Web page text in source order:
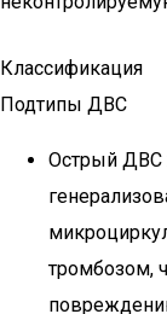
Классификация
Подтипы ДВС
Острый ДВС
тромбозом,